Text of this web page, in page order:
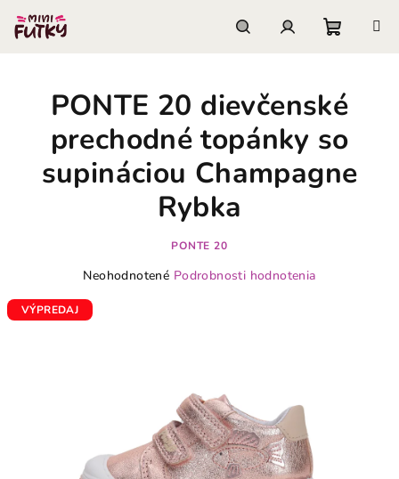
obsah
košík
PONTE 20 dievčenské
prechodné topánky so
supináciou Champagne
Rybka
PONTE 20
Priemerné
produktu
Neohodnotené Podrobnosti hodnotenia
VÝPREDAJ